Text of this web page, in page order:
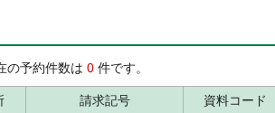
の予約件数は 0 件です。
請求記号 資料コード